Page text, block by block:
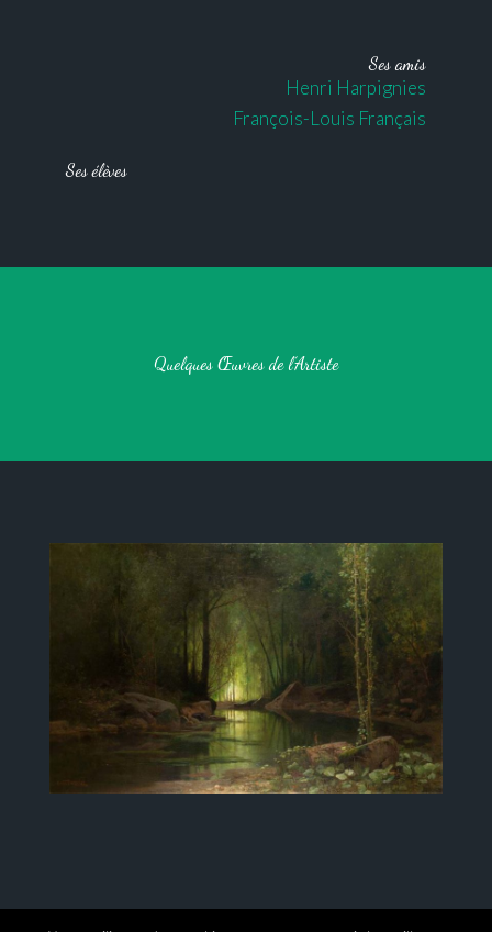
Ses amis
Henri Harpignies
François-Louis Français
Ses élèves
Quelques Œuvres de l’Artiste